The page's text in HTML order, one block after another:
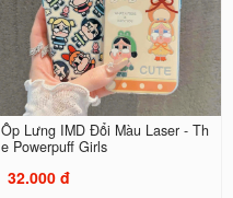
Ốp Lưng IMD Đổi Màu Laser - Th
e Powerpuff Girls
32.000 đ